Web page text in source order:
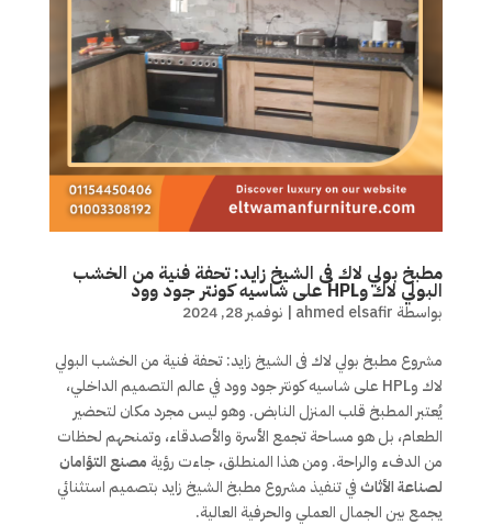
مطبخ بولي لاك فى الشيخ زايد: تحفة فنية من الخشب
البولي لاك وHPL على شاسيه كونتر جود وود
بواسطة ahmed elsafir
| نوفمبر 28, 2024
مشروع مطبخ بولي لاك فى الشيخ زايد: تحفة فنية من الخشب البولي
لاك وHPL على شاسيه كونتر جود وود في عالم التصميم الداخلي،
يُعتبر المطبخ قلب المنزل النابض. وهو ليس مجرد مكان لتحضير
الطعام، بل هو مساحة تجمع الأسرة والأصدقاء، وتمنحهم لحظات
من الدفء والراحة. ومن هذا المنطلق، جاءت رؤية مصنع التؤامان
لصناعة الأثاثفي تنفيذ مشروع مطبخ الشيخ زايد بتصميم استثنائي
يجمع بين الجمال العملي والحرفية العالية.